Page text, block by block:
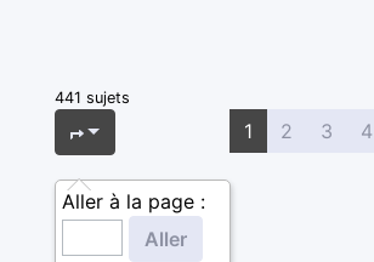
441 sujets
Page
Aller à la page :
1 2 3 4